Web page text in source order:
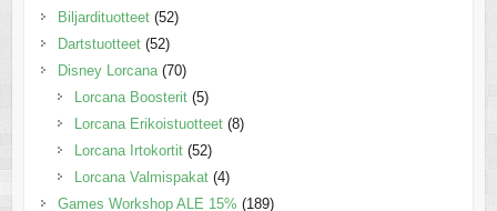
Biljardituotteet (52)
Dartstuotteet (52)
Disney Lorcana (70)
Lorcana Boosterit (5)
Lorcana Erikoistuotteet (8)
Lorcana Irtokortit (52)
Lorcana Valmispakat (4)
Games Workshop ALE 15% (189)